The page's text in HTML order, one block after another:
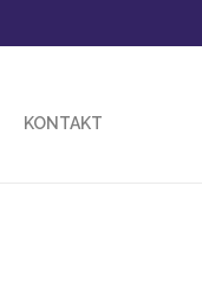
KONTAKT